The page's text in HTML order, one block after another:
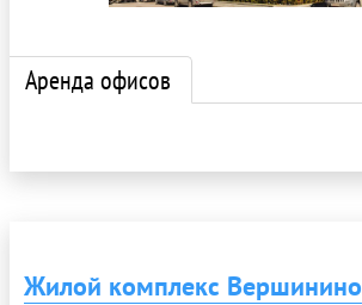
Аренда офисов
Жилой комплекс Вершинино